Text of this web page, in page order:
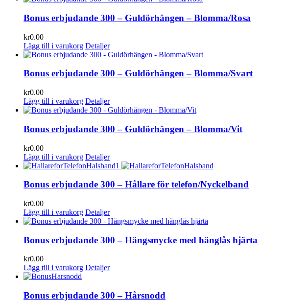
Bonus erbjudande 300 – Guldörhängen – Blomma/Rosa
kr0.00
Lägg till i varukorg Detaljer
Bonus erbjudande 300 – Guldörhängen – Blomma/Svart
kr0.00
Lägg till i varukorg Detaljer
Bonus erbjudande 300 – Guldörhängen – Blomma/Vit
kr0.00
Lägg till i varukorg Detaljer
Bonus erbjudande 300 – Hållare för telefon/Nyckelband
kr0.00
Lägg till i varukorg Detaljer
Bonus erbjudande 300 – Hängsmycke med hänglås hjärta
kr0.00
Lägg till i varukorg Detaljer
Bonus erbjudande 300 – Hårsnodd